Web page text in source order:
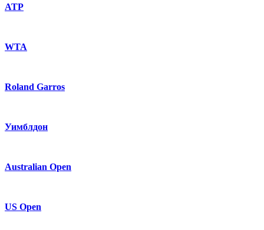
ATP
WTA
Roland Garros
Уимблдон
Australian Open
US Open